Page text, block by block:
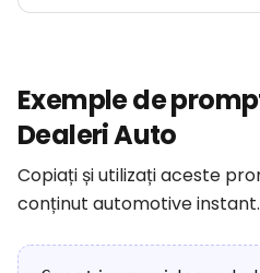
Exemple de
Dealeri Auto
Copiați și utilizați aceste
conținut automotive instant.